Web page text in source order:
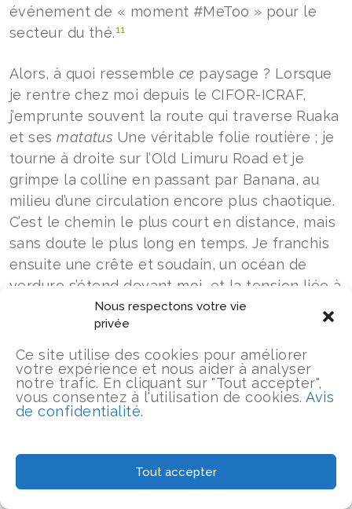
Nous respectons votre vie
privée
Ce site utilise des cookies pour améliorer
votre expérience et nous aider à analyser
notre trafic. En cliquant sur "Tout accepter",
vous consentez à l'utilisation de cookies.Avis
de confidentialité.
Tout accepter
événement de « moment #MeToo » pour le
secteur du thé.11
Alors, à quoi ressemble ce paysage ? Lorsque
je rentre chez moi depuis le CIFOR-ICRAF,
j’emprunte souvent la route qui traverse Ruaka
et sesmatatus Une véritable folie routière ; je
tourne à droite sur l’Old Limuru Road et je
grimpe la colline en passant par Banana, au
milieu d’une circulation encore plus chaotique.
C’est le chemin le plus court en distance, mais
sans doute le plus long en temps. Je franchis
ensuite une crête et soudain, un océan de
verdure s’étend devant moi, et la tension liée à
la nécessité d’esquiverces matatus déterminés
à me tuer s’évanouit comme une peau morte.
Plus au nord, de gros cumulo-nimbus
s’amassent au-dessus de l’escarpement, prêts
à déverser des torrents sur notre petite
maison et tout ce thé. La paix que procure ce
culpabilité. En le contemplant, je vois aussi
Brian Short avec sa diapositive de Constable.